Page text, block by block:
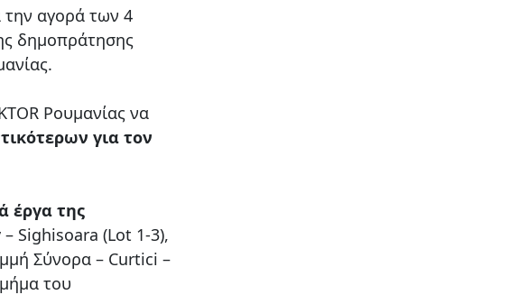
την αγορά των 4
δημοπράτησης
Ρουμανίας να
για τον
έργα της
Sighisoara (Lot 1-3),
Σύνορα – Curtici –
του